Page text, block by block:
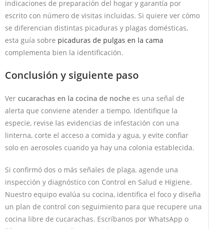
indicaciones de preparación del hogar y garantía por
escrito con número de visitas incluidas. Si quiere ver cómo
se diferencian distintas picaduras y plagas domésticas,
esta guía sobre picaduras de pulgas en la cama
complementa bien la identificación.
Conclusión y siguiente paso
Ver cucarachas en la cocina de noche es una señal de
alerta que conviene atender a tiempo. Identifique la
especie, revise las evidencias de infestación con una
linterna, corte el acceso a comida y agua, y evite confiar
solo en aerosoles cuando ya hay una colonia establecida.
Si confirmó dos o más señales de plaga, agende una
inspección y diagnóstico con Control en Salud e Higiene.
Nuestro equipo evalúa su cocina, identifica el foco y diseña
un plan de control con seguimiento para que recupere una
cocina libre de cucarachas. Escríbanos por WhatsApp o